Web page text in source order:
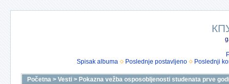
Spisak albuma
Poslednje postavljeno Poslednji
Početna > Vesti > Pokazna vežba osposobljenosti studenata prve